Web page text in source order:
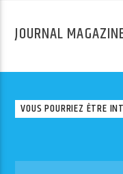
JOURNAL
VOUS POURRIEZ ÊTRE